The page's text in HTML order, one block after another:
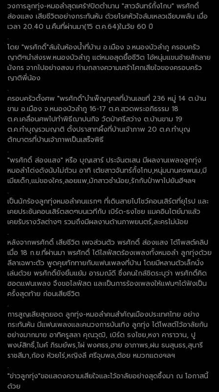
วงการลูกทุ่ง-หมอลำสุดเศร้า!ปิดตำนาน "สาวจันทร์กั้งโกบ" พรศักดิ์
ส่องแสง เสียชีวิตอย่างกระทันหัน ด้วยโรคหัวใจล้มเหลวเฉียบพลัน เมื่อ
เวลา 20.40 น.คืนที่ผ่านมา(15 ต.ค.64)ในวัย 60 ปี
.
โดย "พรศักดิ์"ล้มในห้องน้ำที่บ้าน อ.เมือง จ.หนองบัวลำภู ครอบครัว
ญาติๆนำส่งรพ.หนองบัวลำภู แต่หมอสุดยื้อชีวิต ไอ้หนุ่มแขนซ้ายสักลาย
มังกร จากไปอย่างสงบ ท่ามกลางความเศร้าโศกเสียใจของครอบครัว
ญาติพี่น้อง
.
ครอบครัวตั้งศพ "พรศักดิ์"บำเพ็ญกุศลที่บ้านเลขที่ 236 หมู่ 14 ต.บ้าน
ขาม อ.เมือง จ.หนองบัวลำภู 16-17 ต.ค.สวดพระอภิธรรม 18
ต.ค.เคลื่อนศพไปทำพิธีฌาปนกิจ วัดป่าศรีสว่าง ต.บ้านขาม 19
ต.ค.ทำบุญรวมญาติ ตั้งปราสาทผึ้งที่บ้านเจ้าภาพ 20 ต.ค.ทำบุญ
ตักบาตรที่บ้านเจ้าภาพเป็นเสร็จพิธี
.
"พรศักดิ์ ส่องแสง" หรือ บุญเสาร์ ประจันตเสน มีผลงานเพลงลูกทุ่ง
หมอลำโด่งดังนับไม่ถ้วน อาทิ เต้ยสาวจันทร์กั้งโกบ,หนุ่มนานครพนม,มี
เมียเด็ก,แม่ของใคร,ลอยแพ,มักสาวซำน้อย,รักกับป๋าพาไปยันฮีฯลฯ
.
เป็นนักร้องลูกทุ่งหมอลำคนแรกๆ ที่เดินสายไปโชว์คอนเสิร์ตที่ยุโรป และ
เคยประชันคอนเสิร์ตสดๆบนเวทีกับ เบิร์ด-ธงไชย แมคอินไตย์มาแล้ว
เคยรับรางวัลต่างๆ รวมถึงมีผลงานด้านภาพยนตร์,ละครไม่น้อย
.
หลังจากพรศักดิ์ เสียชีวิต เพจส่วนตัว พรศักดิ์ ส่องแสง ได้โพสต์คลิป
เมื่อ 18 ก.ย.ที่ผ่านมา พรศักดิ์ ได้ไลฟ์สดร้องเพลงทั้งหมอลำ ลูกทุ่งด้วย
ลีลาเฉพาะตัว พูดคุยทักทายกับแฟนเพลงที่บ้าน โดยมีหลานต้วเล็กนั่ง
เล่นด้วย พรศักดิ์ยังยิ้มแย้ม อารมณ์ดี ซึ่งคนใกล้ชิดระบุว่า พรศักดิ์คิด
ฮอดแฟนเพลง จึงขอไลฟ์สด และเป็นการร้องเพลงให้แฟนๆได้ฟังเป็น
ครั้งสุดท้าย ก่อนเสียชีวิต
.
การสูญเสียสุดยอด ลูกทุ่ง-หมอลำคนสำคัญเมืองประเทศไทย อย่าง
กระทันหัน มีแฟนเพลงและคนวงการบันเทิง ลูกทุ่ง ได้โพสต์ไว้อาลัยกัน
อย่างมากมาย อาทิครูสลา คุณวุฒิ, เบิร์ด ธงไชย,หงา คาราวาน, ปู
พงษ์สิทธิ์,ไมค์ ภิรมย์พร,ไผ่ พงศธร,ฮาย อาภาพร,ฝน ธนสุนธร,สุนารี
ราชสีมา,ก้อง ห้วยไร่,หญิงลี ศรีจุมพล,ต้อย หมวกแดงฯลฯ
.
"ข่าวลูกทุ่ง"ขอแสดงความเสียใจและไว้อาลัยอย่างสุดซึ้งมา ณ โอกาสนี้
ด้วย